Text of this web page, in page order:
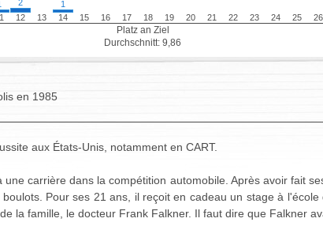
2
12
13
1
14
15 16 17 18 19 20 21 22 23 24 25 26
Platz an Ziel
Durchschnitt: 9,86
en 1985
aux États-Unis, notamment en CART.
carrière dans la compétition automobile. Après avoir fait
Pour ses 21 ans, il reçoit en cadeau un stage à
la famille, le docteur Frank Falkner. Il faut dire que Falkner